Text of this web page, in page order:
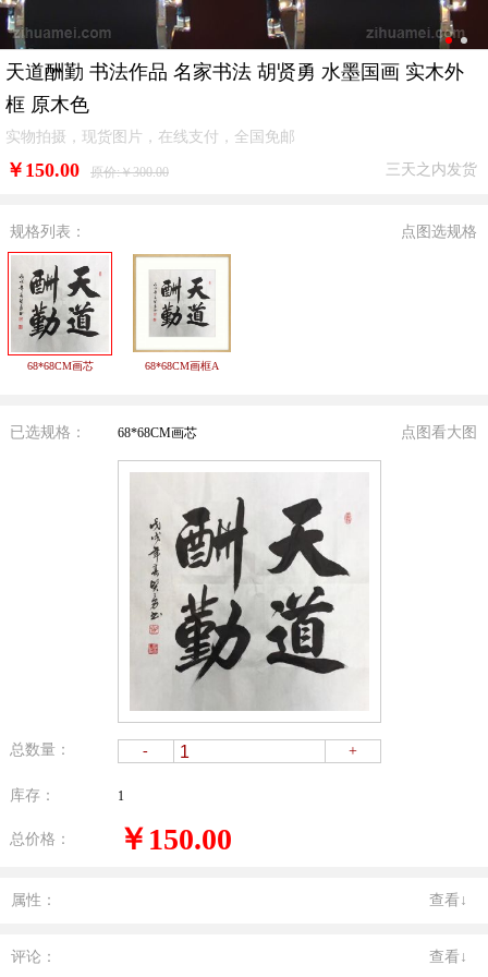
天道酬勤 书法作品 名家书法 胡贤勇 水墨国画 实木外
框 原木色
实物拍摄，现货图片，在线支付，全国免邮
￥ 150.00 原价:￥300.00 三天之内发货
规格列表： 点图选规格
68*68CM画芯 68*68CM画框A
已选规格： 68*68CM画芯 点图看大图
总数量： - +
库存： 1
总价格： ￥150.00
属性： 查看↓
评论： 查看↓